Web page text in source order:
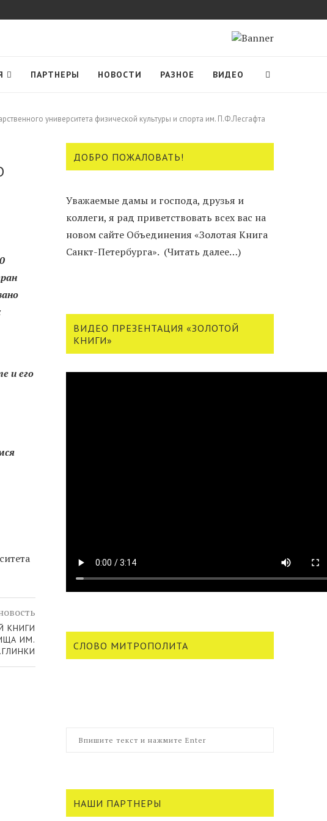
ПАРТНЕРЫ НОВОСТИ РАЗНОЕ ВИДЕО
университета физической культуры и спорта им. П.Ф.Лесгафта
и его
КНИГИ
ИМ.
ДОБРО ПОЖАЛОВАТЬ!
Уважаемые дамы и господа, друзья и
коллеги, я рад приветствовать всех вас на
новом сайте Объединения «Золотая Книга
Санкт-Петербурга». (Читать далее…)
ВИДЕО ПРЕЗЕНТАЦИЯ «ЗОЛОТОЙ
КНИГИ»
СЛОВО МИТРОПОЛИТА
НАШИ ПАРТНЕРЫ